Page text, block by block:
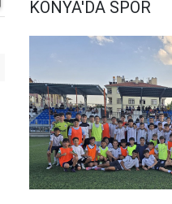
KONYA'DA SPOR